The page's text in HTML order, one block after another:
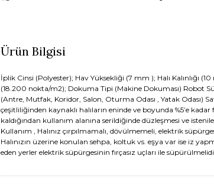
Ürün Bilgisi
İplik Cinsi (Polyester); Hav Yüksekliği (7 mm ); Halı Kalınlığı
(18.200 nokta/m2); Dokuma Tipi (Makine Dokuması) Robot
(Antre, Mutfak, Koridor, Salon, Oturma Odası , Yatak Odası)
çeşitliliğinden kaynaklı halıların eninde ve boyunda %5’e
kaldığından kullanım alanına serildiğinde düzleşmesi ve
Kullanım , Halınız çırpılmamalı, dövülmemeli, elektrik
Halınızın üzerine konulan sehpa, koltuk vs. eşya var ise iz
eden yerler elektrik süpürgesinin fırçasız uçları ile